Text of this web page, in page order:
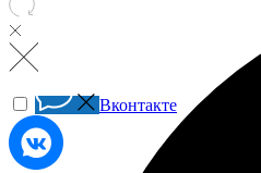
Вконтакте